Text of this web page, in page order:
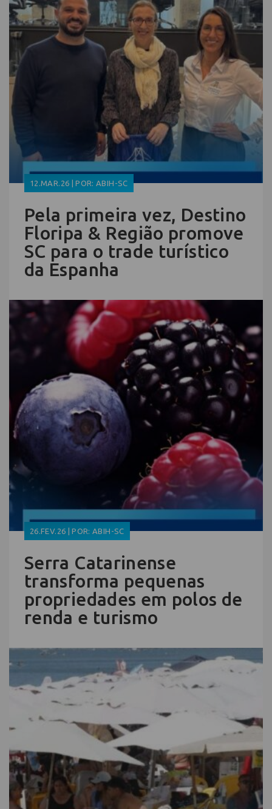
12.MAR.26 | POR: ABIH-SC
Pela primeira vez, Destino
Floripa & Região promove
SC para o trade turístico
da Espanha
26.FEV.26 | POR: ABIH-SC
Serra Catarinense
transforma pequenas
propriedades em polos de
renda e turismo